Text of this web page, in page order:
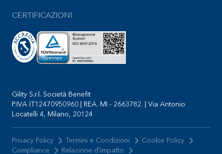
CERTIFICAZIONI
Gility S.r.l. Società Benefit
P.IVA IT12470950960 | REA. MI - 2663782. | Via Antonio
Locatelli 4, Milano, 20124
Privacy Policy Termini e Condizioni
Cookie Policy
Compliance
Relazione d'impatto